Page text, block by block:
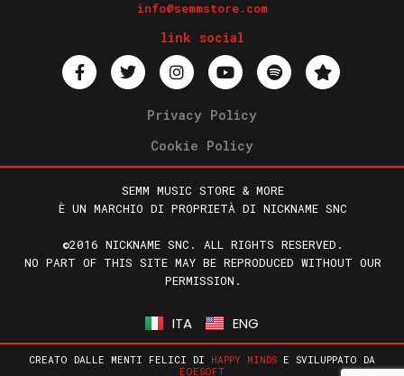
info@semmstore.com
link social
Privacy Policy
Cookie Policy
SEMM MUSIC STORE & MORE
È UN MARCHIO DI PROPRIETÀ DI NICKNAME SNC
©2016 NICKNAME SNC. ALL RIGHTS RESERVED.
NO PART OF THIS SITE MAY BE REPRODUCED WITHOUT OUR
PERMISSION.
ITA ENG
CREATO DALLE MENTI FELICI DI HAPPY MINDS E SVILUPPATO DA
EOESOFT